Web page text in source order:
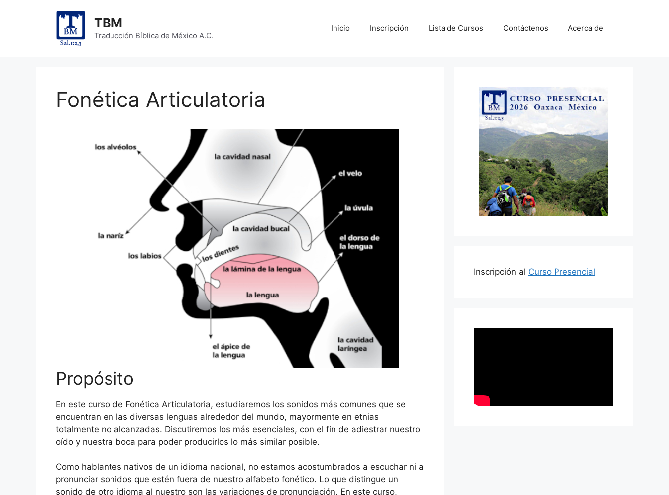
TBM
Traducción Bíblica de México A.C.
Inicio Inscripción Lista de Cursos Contáctenos Acerca de
Fonética Articulatoria
Propósito
En este curso de Fonética Articulatoria, estudiaremos los sonidos más comunes que se
encuentran en las diversas lenguas alrededor del mundo, mayormente en etnias
totalmente no alcanzadas. Discutiremos los más esenciales, con el fin de adiestrar nuestro
oído y nuestra boca para poder producirlos lo más similar posible.
Como hablantes nativos de un idioma nacional, no estamos acostumbrados a escuchar ni a
pronunciar sonidos que estén fuera de nuestro alfabeto fonético. Lo que distingue un
sonido de otro idioma al nuestro son las variaciones de pronunciación. En este curso,
Inscripción al Curso Presencial